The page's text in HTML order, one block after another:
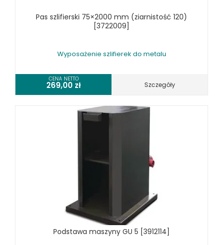
WYPOSAŻENIE SPĘCZAREK
WYPOSAŻENIE STOŁÓW ROLKOWYCH
WYPOSAŻENIE WALCAREK
WYPOSAŻENIE WIERTAREK DO METALU
WYPOSAŻENIE WYKRAWAREK
WYPOSAŻENIE ŻŁOBIAREK
URZĄDZENIA WARSZTATOWE I TRANSPORTOWE
SPRZĘT SPAWALNICZY
KOSZT DOSTAWY
Pas szlifierski 75×2000 mm (ziarnistość 120)
[3722009]
Wyposażenie szlifierek do metalu
CENA NETTO
269,00 zł Szczegóły
Podstawa maszyny GU 5 [3912114]